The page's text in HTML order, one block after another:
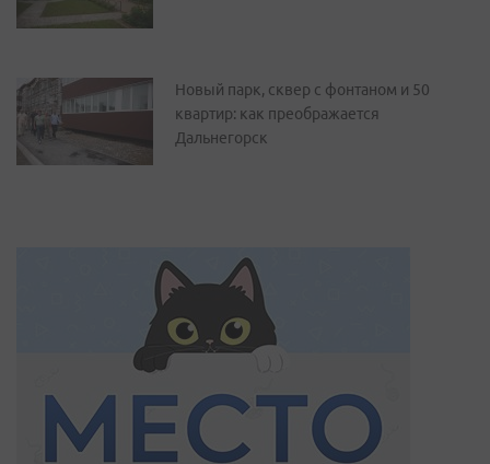
Новый парк, сквер с фонтаном и 50
квартир: как преображается
Дальнегорск